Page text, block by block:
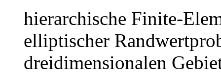
hierarchische Finite-
elliptischer
dreidimensionalen